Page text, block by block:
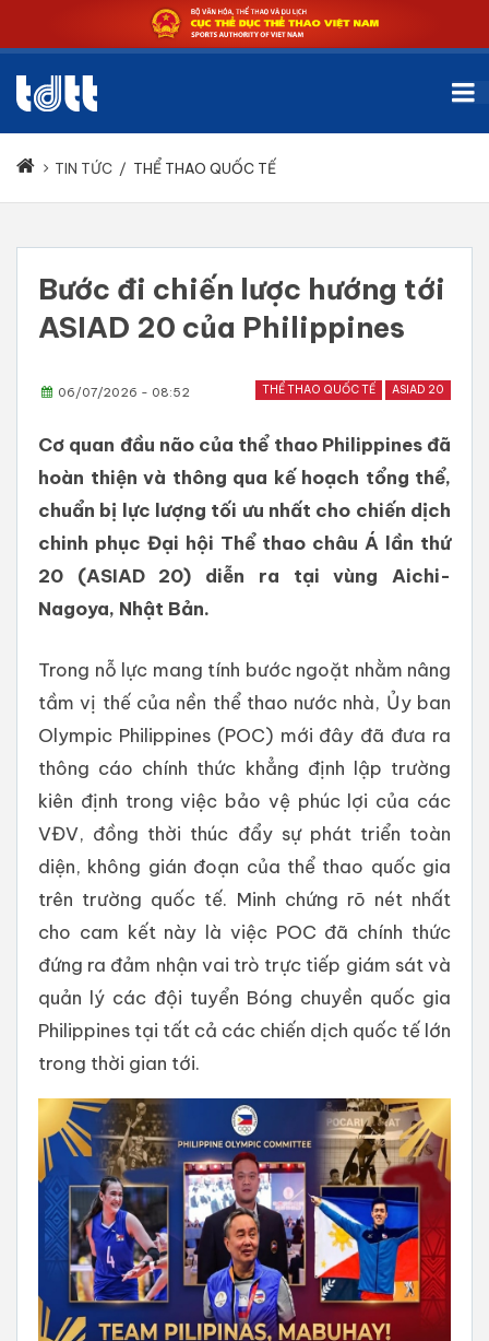
TIN TỨC / THỂ THAO QUỐC TẾ
Bước đi chiến lược hướng tới
ASIAD 20 của Philippines
THỂ THAO QUỐC TẾ ASIAD 20
06/07/2026 - 08:52
Cơ quan đầu não của thể thao Philippines đã
hoàn thiện và thông qua kế hoạch tổng thể,
chuẩn bị lực lượng tối ưu nhất cho chiến dịch
chinh phục Đại hội Thể thao châu Á lần thứ
20 (ASIAD 20) diễn ra tại vùng Aichi-
Nagoya, Nhật Bản.
Trong nỗ lực mang tính bước ngoặt nhằm nâng
tầm vị thế của nền thể thao nước nhà, Ủy ban
Olympic Philippines (POC) mới đây đã đưa ra
thông cáo chính thức khẳng định lập trường
kiên định trong việc bảo vệ phúc lợi của các
VĐV, đồng thời thúc đẩy sự phát triển toàn
diện, không gián đoạn của thể thao quốc gia
trên trường quốc tế. Minh chứng rõ nét nhất
cho cam kết này là việc POC đã chính thức
đứng ra đảm nhận vai trò trực tiếp giám sát và
quản lý các đội tuyển Bóng chuyền quốc gia
Philippines tại tất cả các chiến dịch quốc tế lớn
trong thời gian tới.